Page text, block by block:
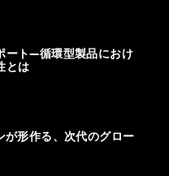
ート―循環型製品におけ
とは
が形作る、次代のグロー